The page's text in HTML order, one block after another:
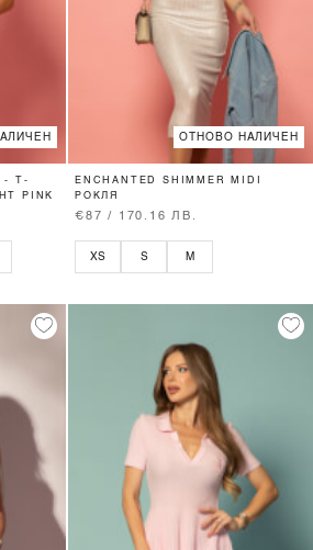
- T-
PINK
ОТНОВО НАЛИЧЕН
ENCHANTED SHIMMER MIDI
РОКЛЯ
€87 / 170.16 ЛВ.
XS S M